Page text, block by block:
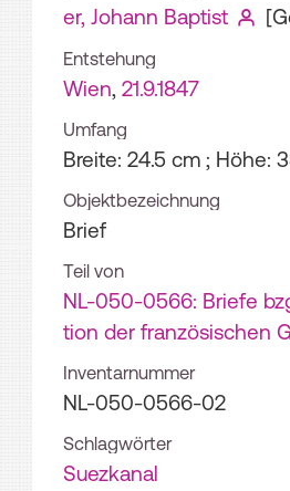
er, Johann Baptist
Entstehung
Wien, 21.9.1847
Umfang
Breite: 24.5 cm ; Höhe:
Objektbezeichnung
Brief
Teil von
NL-050-0566: Briefe
tion der französischen
Inventarnummer
NL-050-0566-02
Schlagwörter
Suezkanal